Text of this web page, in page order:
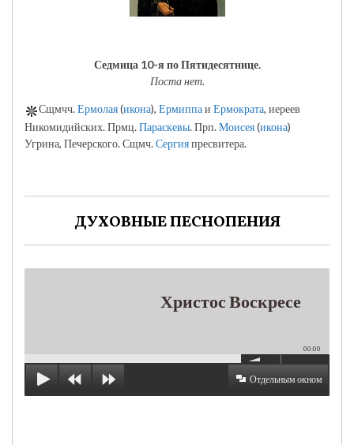
Седмица 10-я по Пятидесятнице.
Поста нет.
Сщмчч.Ермолая(икона), Ермиппаи Ермократа, иереев
Никомидийских. Прмц.Параскевы. Прп.Моисея(икона)
Угрина, Печерского. Сщмч.Сергияпресвитера.
ДУХОВНЫЕ ПЕСНОПЕНИЯ
Христос Воскресе
00:00
Отдельным окном